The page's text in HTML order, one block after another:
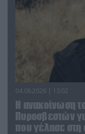
04.08.2026 | 13:02
Η ανακοίνωση
Πυροσβεστών
που γέλασε